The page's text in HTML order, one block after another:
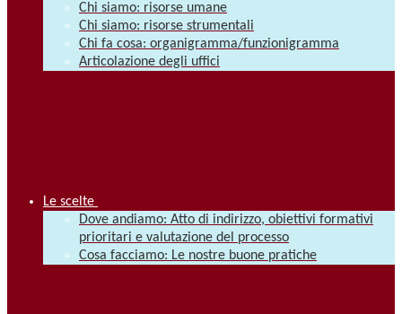
Chi siamo: risorse umane
Chi siamo: risorse strumentali
Chi fa cosa: organigramma/funzionigramma
Articolazione degli uffici
Le scelte
Dove andiamo: Atto di indirizzo, obiettivi formativi
prioritari e valutazione del processo
Cosa facciamo: Le nostre buone pratiche